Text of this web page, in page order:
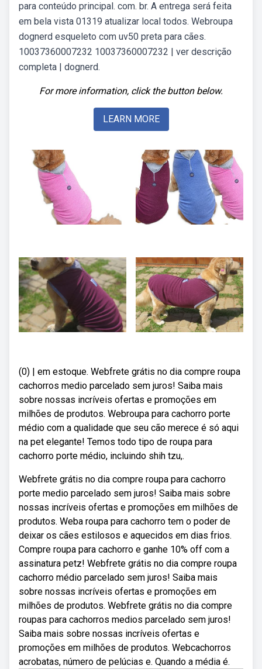
para conteúdo principal. com. br. A entrega será feita
em bela vista 01319 atualizar local todos. Webroupa
dognerd esqueleto com uv50 preta para cães.
10037360007232 10037360007232 | ver descrição
completa | dognerd.
For more information, click the button below.
LEARN MORE
(0) | em estoque. Webfrete grátis no dia compre roupa
cachorros medio parcelado sem juros! Saiba mais
sobre nossas incríveis ofertas e promoções em
milhões de produtos. Webroupa para cachorro porte
médio com a qualidade que seu cão merece é só aqui
na pet elegante! Temos todo tipo de roupa para
cachorro porte médio, incluindo shih tzu,.
Webfrete grátis no dia compre roupa para cachorro
porte medio parcelado sem juros! Saiba mais sobre
nossas incríveis ofertas e promoções em milhões de
produtos. Weba roupa para cachorro tem o poder de
deixar os cães estilosos e aquecidos em dias frios.
Compre roupa para cachorro e ganhe 10% off com a
assinatura petz! Webfrete grátis no dia compre roupa
cachorro médio parcelado sem juros! Saiba mais
sobre nossas incríveis ofertas e promoções em
milhões de produtos. Webfrete grátis no dia compre
roupas para cachorros medios parcelado sem juros!
Saiba mais sobre nossas incríveis ofertas e
promoções em milhões de produtos. Webcachorros
acrobatas, número de pelúcias e. Quando a média é.